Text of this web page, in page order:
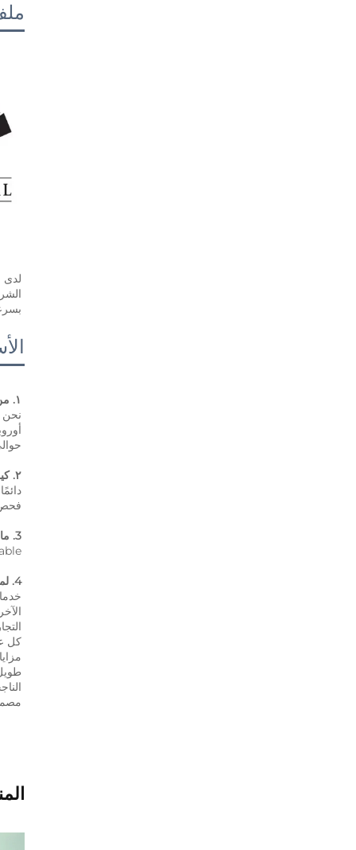
١. من نحن؟
حوالي 20 شخصًا
٢. كيف نضمن الجودة؟
فحص
3. ما الذي يمكنك شراؤه منا؟
4. لماذا يجب أن تشتري منا بدلًا من المورِّدين الآخرين؟